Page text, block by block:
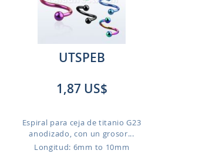
UTSPEB
1,87 US$
Espiral para ceja de titanio G23
anodizado, con un grosor...
Longitud: 6mm to 10mm